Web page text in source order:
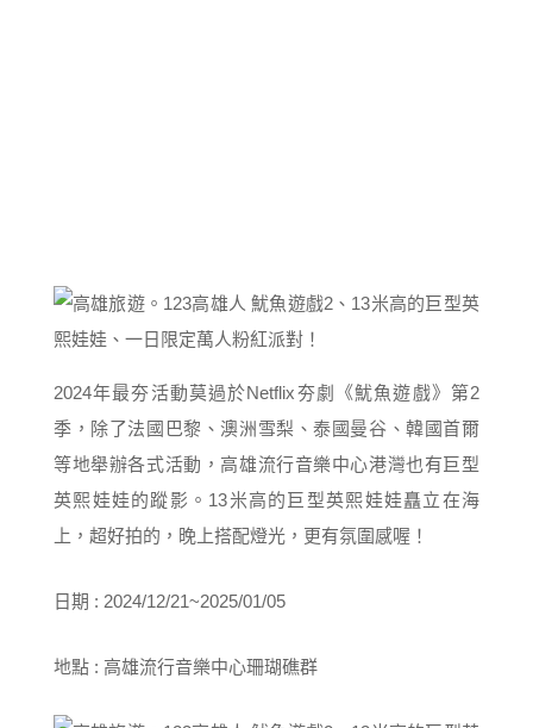
2024年最夯活動莫過於Netflix夯劇《魷魚遊戲》第2
季，除了法國巴黎、澳洲雪梨、泰國曼谷、韓國首爾
等地舉辦各式活動，高雄流行音樂中心港灣也有巨型
英熙娃娃的蹤影。13米高的巨型英熙娃娃矗立在海
上，超好拍的，晚上搭配燈光，更有氛圍感喔！
日期 : 2024/12/21~2025/01/05
地點 : 高雄流行音樂中心珊瑚礁群